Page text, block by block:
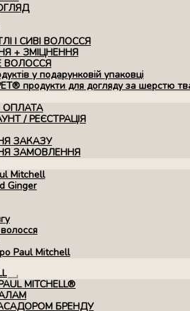
І СИВІ ВОЛОССЯ
+ ЗМІЦНЕННЯ
ВОЛОССЯ
у подарунковій упаковці
продукти для догляду за шерстю
ОПЛАТА
/ РЕЄСТРАЦІЯ
ЗАКАЗУ
ЗАМОВЛЕННЯ
Mitchell
Ginger
Paul Mitchell
Розгорнуте
вкладене
меню
MITCHELL®
БРЕНДУ